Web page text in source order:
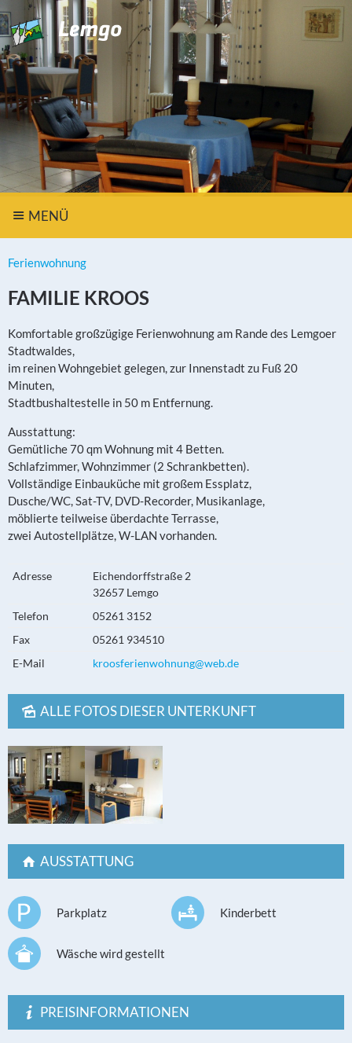
MENÜ
Ferienwohnung
FAMILIE KROOS
Komfortable großzügige Ferienwohnung am Rande des Lemgoer
Stadtwaldes,
im reinen Wohngebiet gelegen, zur Innenstadt zu Fuß 20
Minuten,
Stadtbushaltestelle in 50 m Entfernung.
Ausstattung:
Gemütliche 70 qm Wohnung mit 4 Betten.
Schlafzimmer, Wohnzimmer (2 Schrankbetten).
Vollständige Einbauküche mit großem Essplatz,
Dusche/WC, Sat-TV, DVD-Recorder, Musikanlage,
möblierte teilweise überdachte Terrasse,
zwei Autostellplätze, W-LAN vorhanden.
Adresse
Eichendorffstraße 2
32657 Lemgo
Telefon
05261 3152
Fax
05261 934510
E-Mail
kroosferienwohnung@web.de
ALLE FOTOS DIESER UNTERKUNFT
AUSSTATTUNG
Parkplatz Kinderbett
Wäsche wird gestellt
PREISINFORMATIONEN